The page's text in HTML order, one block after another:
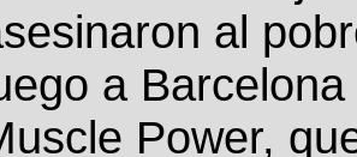
al
a
Power,